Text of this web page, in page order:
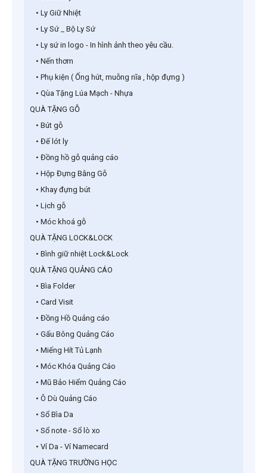
• Ly Giữ Nhiệt
• Ly Sứ _ Bộ Ly Sứ
• Ly sứ in logo - In hình ảnh theo yêu cầu.
• Nến thơm
• Phụ kiện ( Ống hút, muỗng nĩa , hộp đựng )
• Qùa Tặng Lúa Mạch - Nhựa
QUÀ TẶNG GỖ
• Bút gỗ
• Đế lót ly
• Đồng hồ gỗ quảng cáo
• Hộp Đựng Bằng Gỗ
• Khay đựng bút
• Lịch gỗ
• Móc khoá gỗ
QUÀ TẶNG LOCK&LOCK
• Bình giữ nhiệt Lock&Lock
QUÀ TẶNG QUẢNG CÁO
• Bìa Folder
• Card Visit
• Đồng Hồ Quảng cáo
• Gấu Bông Quảng Cáo
• Miếng Hít Tủ Lạnh
• Móc Khóa Quảng Cáo
• Mũ Bảo Hiểm Quảng Cáo
• Ô Dù Quảng Cáo
• Sổ Bìa Da
• Sổ note - Sổ lò xo
• Ví Da - Ví Namecard
QUÀ TẶNG TRƯỜNG HỌC